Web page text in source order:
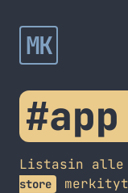
MK
Listasin alle
store